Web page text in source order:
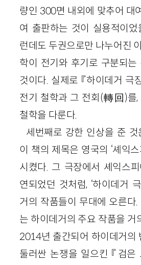
량인 300면 내외에 맞추어 대
여 출판하는 것이 실용적이
런데도 두권으로만 나누어진
학이 전기와 후기로 구분되
것이다. 실제로 『하이데거 극
전기 철학과 그 전회(轉回)를,
철학을 다룬다.
세번째로 강한 인상을 준 것
이 책의 제목은 영국의 ‘셰익
시켰다. 그 극장에서 셰익스
연되었던 것처럼, ‘하이데거
거의 작품들이 무대에 오른다
는 하이데거의 주요 작품을 거
2014년 출간되어 하이데거의
둘러싼 논쟁을 일으킨 『검은